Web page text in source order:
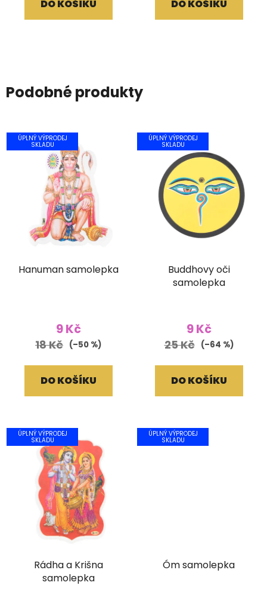
DO KOŠÍKU DO KOŠÍKU
Podobné produkty
ÚPLNÝ VÝPRODEJ
SKLADU
Hanuman samolepka
9 Kč
18 Kč (–50 %)
DO KOŠÍKU
ÚPLNÝ VÝPRODEJ
SKLADU
Buddhovy oči
samolepka
9 Kč
25 Kč (–64 %)
DO KOŠÍKU
ÚPLNÝ VÝPRODEJ
SKLADU
Rádha a Krišna
samolepka
ÚPLNÝ VÝPRODEJ
SKLADU
Óm samolepka